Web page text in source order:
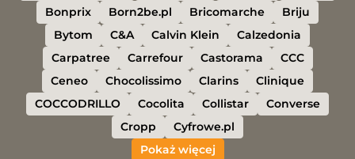
Bonprix
Born2be.pl Bricomarche
Briju
Bytom
C&A Calvin Klein
Calzedonia
Carpatree
Carrefour Castorama
CCC
Ceneo
Chocolissimo Clarins
Clinique
COCCODRILLO
Cocolita Collistar
Converse
Cropp
Cyfrowe.pl
Pokaż więcej